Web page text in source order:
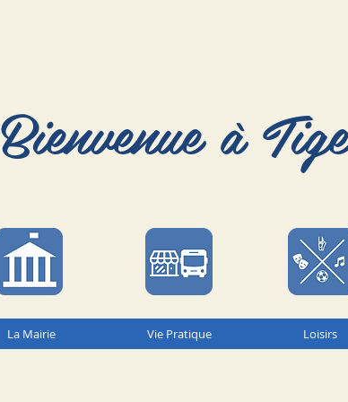
Bienvenue à
La Mairie Vie Pratique Loisirs